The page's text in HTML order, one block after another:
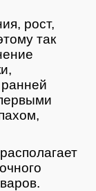
рост,
так
располагает